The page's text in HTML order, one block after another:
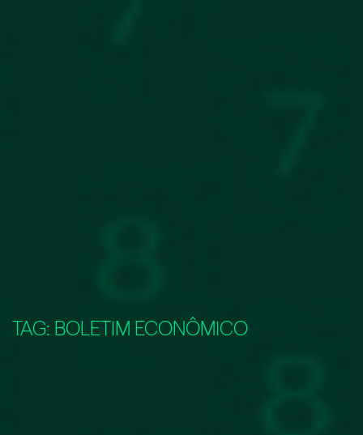
TAG: BOLETIM ECONÔMICO